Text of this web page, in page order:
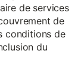
de services
de
conditions de
du